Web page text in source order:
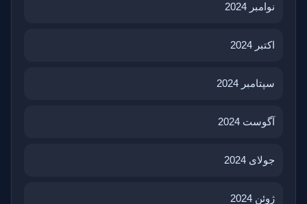
نوامبر 2024
اکتبر 2024
سپتامبر 2024
آگوست 2024
جولای 2024
ژوئن 2024